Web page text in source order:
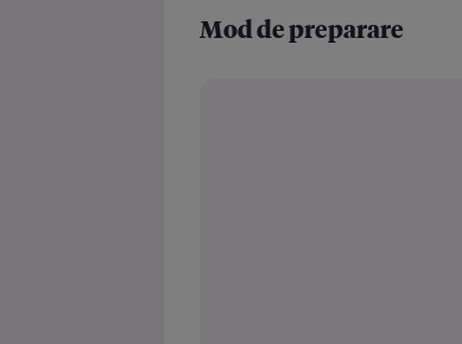
Mod de preparare